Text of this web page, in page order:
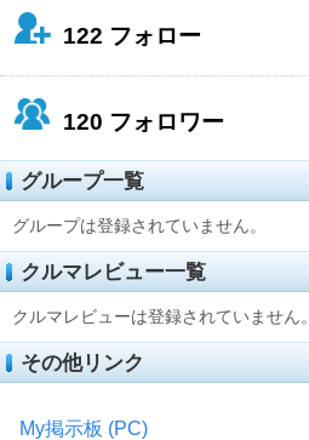
122 フォロー
120 フォロワー
グループ一覧
グループは登録されていません。
クルマレビュー一覧
クルマレビューは登録されていません。
その他リンク
My掲示板 (PC)